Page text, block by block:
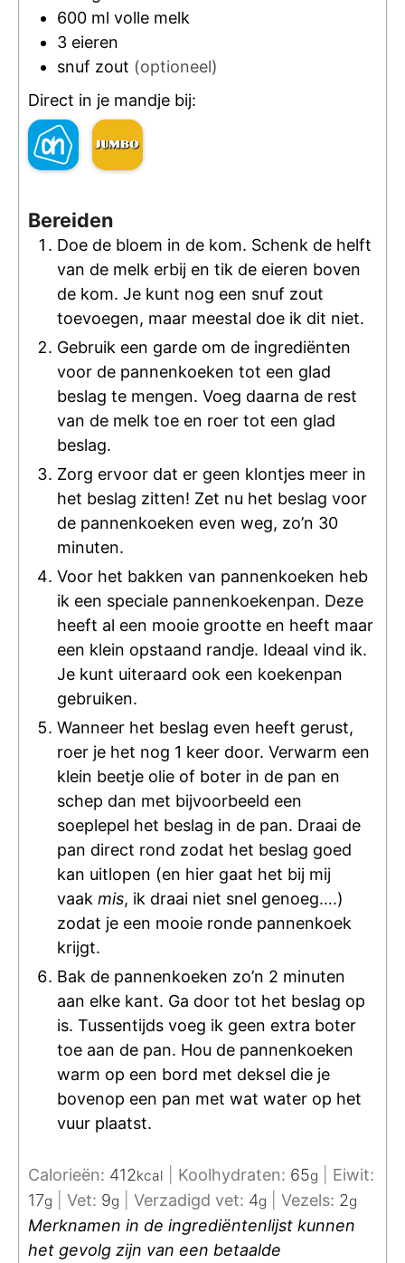
600 ml volle melk
3 eieren
snuf zout (optioneel)
Direct in je mandje bij:
Bereiden
Doe de bloem in de kom. Schenk de helft
van de melk erbij en tik de eieren boven
de kom. Je kunt nog een snuf zout
toevoegen, maar meestal doe ik dit niet.
Gebruik een garde om de ingrediënten
voor de pannenkoeken tot een glad
beslag te mengen. Voeg daarna de rest
van de melk toe en roer tot een glad
beslag.
Zorg ervoor dat er geen klontjes meer in
het beslag zitten! Zet nu het beslag voor
de pannenkoeken even weg, zo’n 30
minuten.
Voor het bakken van pannenkoeken heb
ik een speciale pannenkoekenpan. Deze
heeft al een mooie grootte en heeft maar
een klein opstaand randje. Ideaal vind ik.
Je kunt uiteraard ook een koekenpan
gebruiken.
Wanneer het beslag even heeft gerust,
roer je het nog 1 keer door. Verwarm een
klein beetje olie of boter in de pan en
schep dan met bijvoorbeeld een
soeplepel het beslag in de pan. Draai de
pan direct rond zodat het beslag goed
kan uitlopen (en hier gaat het bij mij
vaak mis, ik draai niet snel genoeg….)
zodat je een mooie ronde pannenkoek
krijgt.
Bak de pannenkoeken zo’n 2 minuten
aan elke kant. Ga door tot het beslag op
is. Tussentijds voeg ik geen extra boter
toe aan de pan. Hou de pannenkoeken
warm op een bord met deksel die je
bovenop een pan met wat water op het
vuur plaatst.
Calorieën: 412kcal Koolhydraten: 65g
Eiwit:
17g Vet: 9g Verzadigd vet: 4g Vezels: 2g
Merknamen in de ingrediëntenlijst kunnen
het gevolg zijn van een betaalde